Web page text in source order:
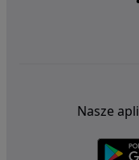
Nasze